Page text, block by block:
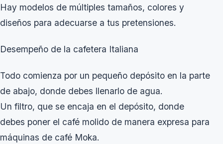
Hay modelos de múltiples tamaños, colores y
diseños para adecuarse a tus pretensiones.
Desempeño de la cafetera Italiana
Todo comienza por un pequeño depósito en la parte
de abajo, donde debes llenarlo de agua.
Un filtro, que se encaja en el depósito, donde
debes poner el café molido de manera expresa para
máquinas de café Moka.